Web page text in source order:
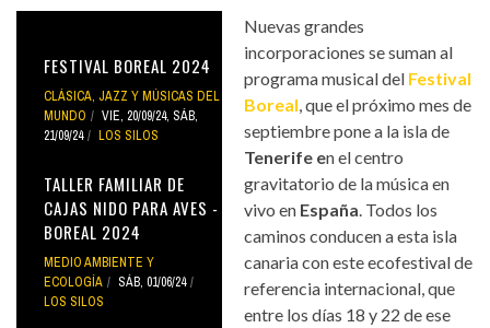
FESTIVAL BOREAL 2024
CLÁSICA, JAZZ Y MÚSICAS DEL
MUNDO
VIE, 20/09/24, SÁB,
21/09/24
LOS SILOS
TALLER FAMILIAR DE
CAJAS NIDO PARA AVES -
BOREAL 2024
MEDIO AMBIENTE Y
ECOLOGÍA
SÁB, 01/06/24
LOS SILOS
Nuevas grandes
incorporaciones se suman al
programa musical del Festival
Boreal, que el próximo mes de
septiembre pone a la isla de
Tenerife en el centro
gravitatorio de la música en
vivo en España. Todos los
caminos conducen a esta isla
canaria con este ecofestival de
referencia internacional, que
entre los días 18 y 22 de ese